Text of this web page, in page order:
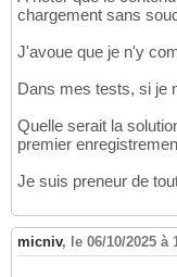
chargement sans
J'avoue que je n'y
Dans mes tests, si je
Quelle serait la
premier
Je suis preneur de
micniv, le 06/10/2025 à